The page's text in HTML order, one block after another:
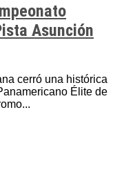
Asunción
cerró una histórica
Élite de